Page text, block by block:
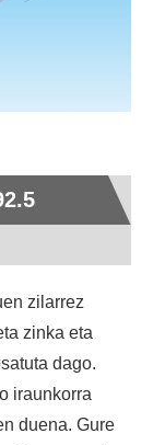
zilarrez
zinka eta
dago.
iraunkorra
duena. Gure